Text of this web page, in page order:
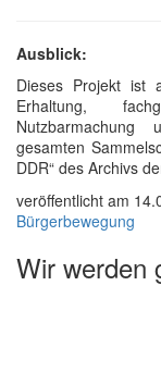
Ausblick:
Dieses Projekt ist
Erhaltung,
Nutzbarmachung
gesamten
DDR“ des Archivs
veröffentlicht am
Bürgerbewegung
Wir werden